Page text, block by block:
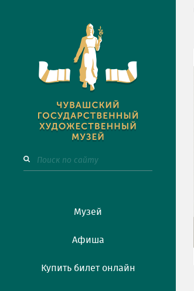
Музей
Афиша
Купить билет онлайн